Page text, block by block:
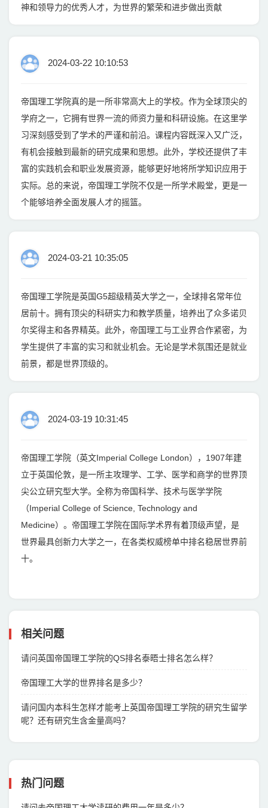
神和领导力的优秀人才，为世界的繁荣和进步做出贡献
2024-03-22 10:10:53
帝国理工学院真的是一所非常高大上的学校。作为全球顶尖的
学府之一，它拥有世界一流的师资力量和科研设施。在这里学
习深刻感受到了学术的严谨和前沿。课程内容既深入又广泛，
有机会接触到最新的研究成果和思想。此外，学校还提供了丰
富的实践机会和职业发展资源，能够更好地将所学知识应用于
实际。总的来说，帝国理工学院不仅是一所学术殿堂，更是一
个能够培养全面发展人才的摇篮。
2024-03-21 10:35:05
帝国理工学院是英国G5超级精英大学之一，全球排名常年位
居前十。拥有顶尖的科研实力和教学质量，培养出了众多诺贝
尔奖得主和各界精英。此外，帝国理工与工业界合作紧密，为
学生提供了丰富的实习和就业机会。无论是学术氛围还是就业
前景，都是世界顶级的。
2024-03-19 10:31:45
帝国理工学院（英文Imperial College London），1907年建
立于英国伦敦，是一所主攻理学、工学、医学和商学的世界顶
尖公立研究型大学。全称为帝国科学、技术与医学学院
（Imperial College of Science, Technology and
Medicine）。帝国理工学院在国际学术界有着顶级声望，是
世界最具创新力大学之一，在各类权威榜单中排名稳居世界前
十。
相关问题
请问英国帝国理工学院的QS排名泰晤士排名怎么样？
帝国理工大学的世界排名是多少？
请问国内本科生怎样才能考上英国帝国理工学院的研究生留学
呢？还有研究生含金量高吗？
热门问题